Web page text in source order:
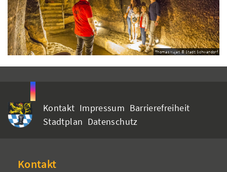
Thomas Kujat © Stadt Schwandorf
Kontakt Impressum Barrierefreiheit
Stadtplan Datenschutz
Kontakt